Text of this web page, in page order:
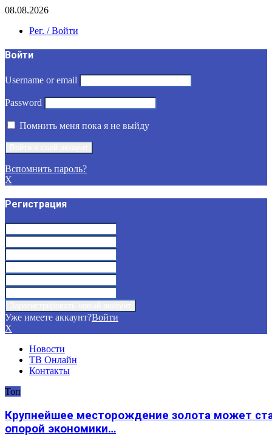
08.08.2026
Рег. / Войти
Войти
Username or email
Password
Помнить меня пока я не выйду
Вспомнить пароль?
X
Регистрация
Уже имеете аккаунт?Войти
X
Новости
ТВ Онлайн
Контакты
Топ
Крупнейшее месторождение золота может
опорой экономики…